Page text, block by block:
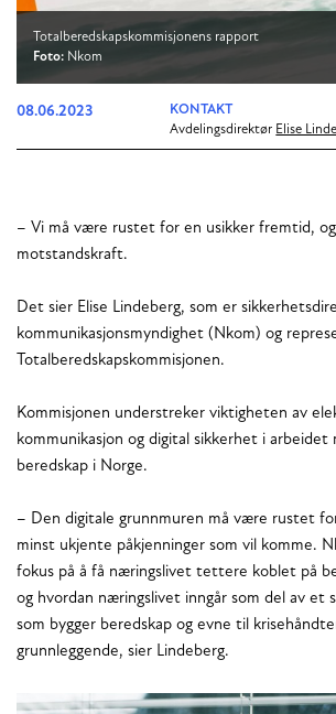
Totalberedskapskommisjonens rapport
Foto: Nkom
08.06.2023
KONTAKT
Avdelingsdirektør Elise
– Vi må være rustet for en usikker fremtid, og
motstandskraft.
Det sier Elise Lindeberg, som er
kommunikasjonsmyndighet (Nkom) og
Totalberedskapskommisjonen.
Kommisjonen understreker viktigheten av
kommunikasjon og digital sikkerhet i arbeidet
beredskap i Norge.
– Den digitale grunnmuren må være rustet
minst ukjente påkjenninger som vil komme.
fokus på å få næringslivet tettere koblet på
og hvordan næringslivet inngår som del av et
som bygger beredskap og evne til
grunnleggende, sier Lindeberg.